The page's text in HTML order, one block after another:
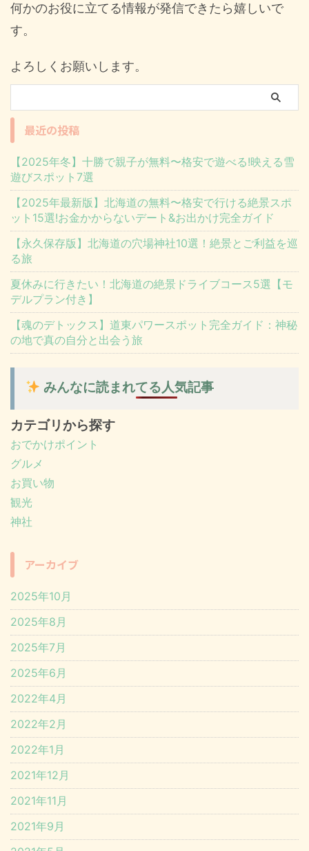
何かのお役に立てる情報が発信できたら嬉しいで
す。
よろしくお願いします。
最近の投稿
【2025年冬】十勝で親子が無料〜格安で遊べる!映える雪
遊びスポット7選
【2025年最新版】北海道の無料〜格安で行ける絶景スポ
ット15選!お金かからないデート&お出かけ完全ガイド
【永久保存版】北海道の穴場神社10選！絶景とご利益を巡
る旅
夏休みに行きたい！北海道の絶景ドライブコース5選【モ
デルプラン付き】
【魂のデトックス】道東パワースポット完全ガイド：神秘
の地で真の自分と出会う旅
みんなに読まれてる人気記事
カテゴリから探す
おでかけポイント
グルメ
お買い物
観光
神社
アーカイブ
2025年10月
2025年8月
2025年7月
2025年6月
2022年4月
2022年2月
2022年1月
2021年12月
2021年11月
2021年9月